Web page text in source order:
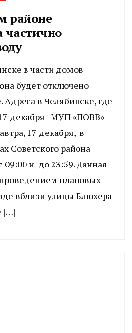
районе
частично
в части домов
будет отключено
Адреса в Челябинске, где
декабря МУП «ПОВВ»
17 декабря, в
Советского района
09:00 и до 23:59. Данная
плановых
вблизи улицы Блюхера
[…]